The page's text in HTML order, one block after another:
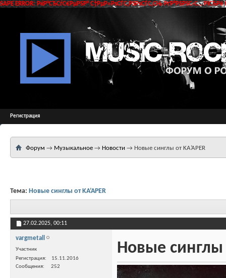
SAPE ERROR: РќР°СЂСѓС€РµРЅР° С†РµР»РѕСЃС‚РЅРѕСЃС‚СЊ РґР°РЅРЅС‹С…
Регистрация
Форум → Музыкальное → Новости → Новые синглы от KA’APER
Тема: Новые синглы от KA’APER
27.02.2025, 00:11
vargmetall
Участник
Регистрация
15.11.2016
Сообщения
252
Новые синглы